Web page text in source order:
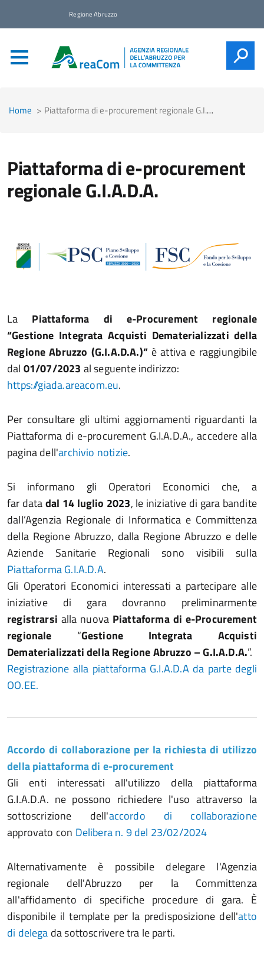
Regione Abruzzo
Home Piattaforma di e-procurement regionale G.I.A.D.A.
Piattaforma di e-procurement
regionale G.I.A.D.A.
La Piattaforma di e-Procurement regionale
“Gestione Integrata Acquisti Dematerializzati della
Regione Abruzzo (G.I.A.D.A.)”è attiva e raggiungibile
dal 01/07/2023 al seguente indirizzo:
https://giada.areacom.eu.
Per consultare gli ultimi aggiornamenti riguardanti la
Piattaforma di e-procurement G.I.A.D.A., accedere alla
pagina dell'archivio notizie.
Si informano gli Operatori Economici che, a
far datadal 14 luglio 2023, le iniziative di gara bandite
dall’Agenzia Regionale di Informatica e Committenza
della Regione Abruzzo, dalla Regione Abruzzo e delle
Aziende Sanitarie Regionali sono visibili sulla
Piattaforma G.I.A.D.A.
Gli Operatori Economici interessati a partecipare alle
iniziative di gara dovranno preliminarmente
registrarsi alla nuova Piattaforma di e-Procurement
regionale “Gestione Integrata Acquisti
Dematerializzati della Regione Abruzzo – G.I.A.D.A.”.
Registrazione alla piattaforma G.I.A.D.A da parte degli
OO.EE.
Accordo di collaborazione per la richiesta di utilizzo
della piattaforma di e-procurement
Gli enti interessati all'utilizzo della piattaforma
G.I.A.D.A. ne possono richiedere l'uso attraverso la
sottoscrizione dell'accordo di collaborazione
approvato con Delibera n. 9 del 23/02/2024
Alternativamente è possibile delegare l'Agenzia
regionale dell'Abruzzo per la Committenza
all'affidamento di specifiche procedure di gara. È
disponibile il template per la predisposizione dell'atto
di delega da sottoscrivere tra le parti.